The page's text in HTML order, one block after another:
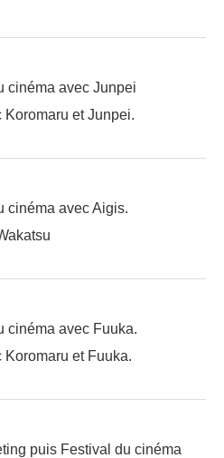
cinéma avec Junpei
Koromaru et Junpei.
cinéma avec Aigis.
cinéma avec Fuuka.
Koromaru et Fuuka.
puis Festival du cinéma